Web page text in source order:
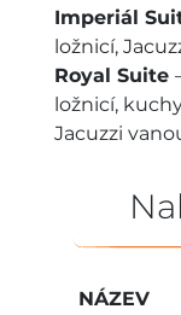
Imperiál
ložnicí,
Royal Suite
ložnicí,
Jacuzzi
NÁZEV